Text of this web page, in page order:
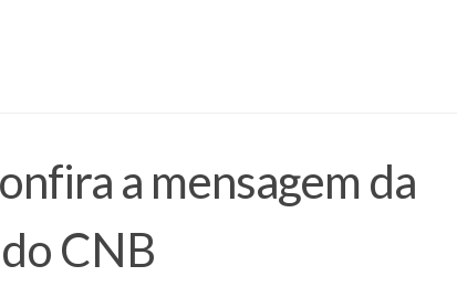
a mensagem da
CNB